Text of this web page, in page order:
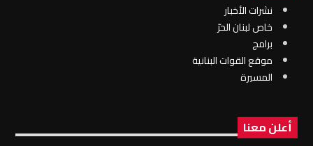
نشرات الأخبار
خاص لبنان الحرّ
برامج
موقع القوات البنانية
المسيرة
أعلن معنا